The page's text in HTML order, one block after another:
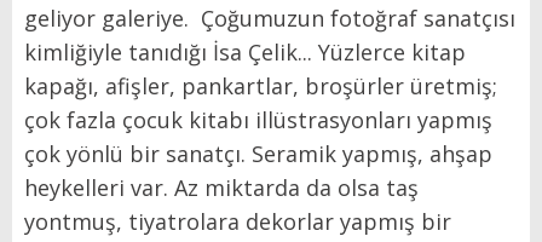
geliyor galeriye. Çoğumuzun fotoğraf sanatçısı
kimliğiyle tanıdığı İsa Çelik... Yüzlerce kitap
kapağı, afişler, pankartlar, broşürler üretmiş;
çok fazla çocuk kitabı illüstrasyonları yapmış
çok yönlü bir sanatçı. Seramik yapmış, ahşap
heykelleri var. Az miktarda da olsa taş
yontmuş, tiyatrolara dekorlar yapmış bir